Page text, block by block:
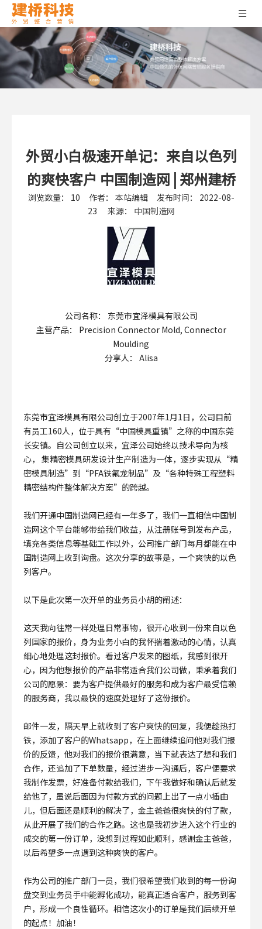
外贸小白极速开单记：来自以色列
的爽快客户 中国制造网 | 郑州建桥
浏览数量： 10 作者： 本站编辑 发布时间： 2022-08-
23 来源： 中国制造网
["wechat","weibo","qzone","douban","email"]
公司名称： 东莞市宜泽模具有限公司
主营产品： Precision Connector Mold, Connector
Moulding
分享人： Alisa
东莞市宜泽模具有限公司创立于2007年1月1日，公司目前
有员工160人，位于具有“中国模具重镇”之称的中国东莞
长安镇。自公司创立以来，宜泽公司始终以技术导向为核
心， 集精密模具研发设计生产制造为一体，逐步实现从“精
密模具制造”到“PFA铁氟龙制品”及“各种特殊工程塑料
精密结构件整体解决方案”的跨越。
我们开通中国制造网已经有一年多了，我们一直相信中国制
造网这个平台能够带给我们收益，从注册账号到发布产品，
填充各类信息等基础工作以外，公司推广部门每月都能在中
国制造网上收到询盘。这次分享的故事是，一个爽快的以色
列客户。
以下是此次第一次开单的业务员小胡的阐述：
这天我向往常一样处理日常事物，很开心收到一份来自以色
列国家的报价，身为业务小白的我怀揣着激动的心情，认真
细心地处理这封报价。看过客户发来的图纸，我感到很开
心，因为他想报价的产品非常适合我们公司做，秉承着我们
公司的愿景：要为客户提供最好的服务和成为客户最受信赖
的服务商，我以最快的速度处理好了这份报价。
邮件一发，隔天早上就收到了客户爽快的回复，我便趁热打
铁，添加了客户的Whatsapp，在上面继续追问他对我们报
价的反馈，他对我们的报价很满意，当下就表达了想和我们
合作，还追加了下单数量，经过进步一沟通后，客户便要求
我制作发票，好准备付款给我们，下午我做好和确认后就发
给他了，虽说后面因为付款方式的问题上出了一点小插曲
儿，但后面还是顺利的解决了，金主爸爸很爽快的付了款，
从此开展了我们的合作之路。这也是我初步进入这个行业的
成交的第一份订单，没想到过程如此顺利，感谢金主爸爸，
以后希望多一点遇到这种爽快的客户。
作为公司的推广部门一员，我们很希望我们收到的每一份询
盘交到业务员手中能孵化成功，能真正适合客户，服务到客
户，形成一个良性循环。相信这次小的订单是我们后续开单
的起点！加油！